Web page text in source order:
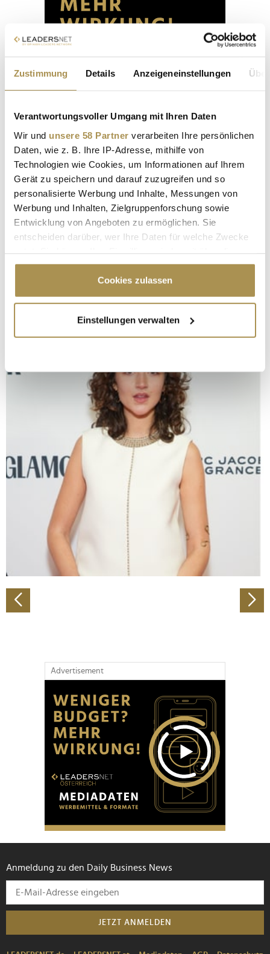
Zustimmung Details Anzeigeneinstellungen
Verantwortungsvoller Umgang mit Ihren Daten
Wir und unsere 58 Partner verarbeiten Ihre persönlichen
Daten, wie z. B. Ihre IP-Adresse, mithilfe von
Technologien wie Cookies, um Informationen auf Ihrem
Gerät zu speichern und darauf zuzugreifen und so
personalisierte Werbung und Inhalte, Messungen von
Werbung und Inhalten, Zielgruppenforschung sowie
Entwicklung von Angeboten zu ermöglichen. Sie
entscheiden darüber, wer Ihre Daten für welche Zwecke
Cookie-Erklärung oder durch Klicken auf das Privacy
Trigger Symbol ändern oder widerrufen
Informationen über Ihre geografische Lage
erfassen, welche bis auf einige Meter genau sein
bestimmten Merkmalen (Fingerprinting) identifizieren
Erfahren Sie mehr darüber, wie Ihre persönlichen Daten
verarbeitet werden, und legen Sie Ihre Präferenzen im
Abschnitt Einzelheitenfest.
Wir verwenden Cookies, um Inhalte und Anzeigen zu
personalisieren, Funktionen für soziale Medien anbieten
zu können und die Zugriffe auf unsere Website zu
analysieren. Außerdem geben wir Informationen zu Ihrer
Verwendung unserer Website an unsere Partner für
soziale Medien, Werbung und Analysen weiter. Unsere
Partner führen diese Informationen möglicherweise mit
weiteren Daten zusammen, die Sie ihnen bereitgestellt
haben oder die sie im Rahmen Ihrer Nutzung der Dienste
gesammelt haben.
Cookies zulassen
Einstellungen verwalten
Advertisement
Anmeldung zu den Daily Business News
JETZT ANMELDEN